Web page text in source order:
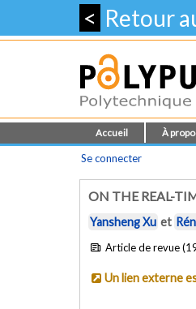
< Retour
Accueil À
Se connecter
ON THE REAL-
Yansheng Xu et
Article de revue
Un lien externe